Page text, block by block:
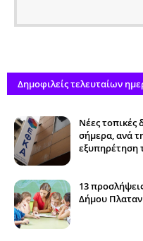
Δημοφιλείς τελευταίων
Νέες τοπικές
σήμερα, ανά
εξυπηρέτηση
13
Δήμου